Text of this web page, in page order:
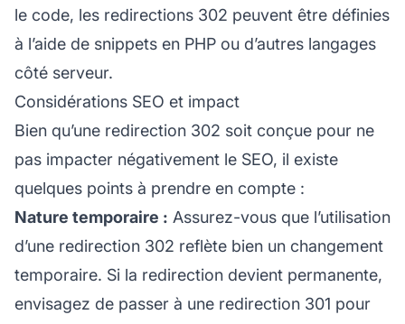
le code, les redirections 302 peuvent être définies
à l’aide de snippets en PHP ou d’autres langages
côté serveur.
Considérations SEO et impact
Bien qu’une redirection 302 soit conçue pour ne
pas impacter négativement le SEO, il existe
quelques points à prendre en compte :
Nature temporaire : Assurez-vous que l’utilisation
d’une redirection 302 reflète bien un changement
temporaire. Si la redirection devient permanente,
envisagez de passer à une redirection 301 pour